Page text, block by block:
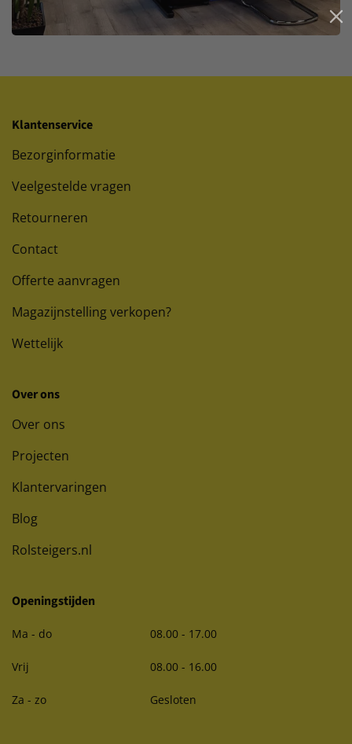
Klantenservice
Bezorginformatie
Veelgestelde vragen
Retourneren
Contact
Offerte aanvragen
Magazijnstelling verkopen?
Wettelijk
Over ons
Over ons
Projecten
Klantervaringen
Blog
Rolsteigers.nl
Openingstijden
Ma - do 08.00 - 17.00
Vrij 08.00 - 16.00
Za - zo Gesloten